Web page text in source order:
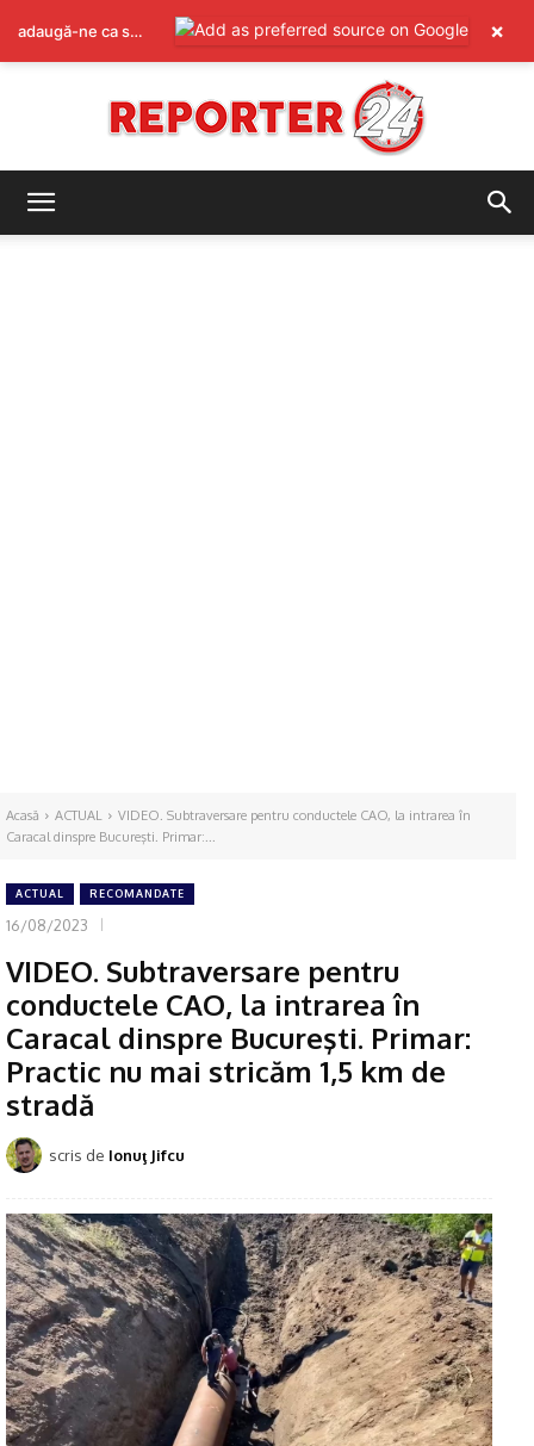
Acasă ACTUAL
VIDEO. Subtraversare pentru conductele CAO, la intrarea în
Caracal dinspre Bucureşti. Primar:...
ACTUAL RECOMANDATE
16/08/2023
VIDEO. Subtraversare pentru
conductele CAO, la intrarea în
Caracal dinspre Bucureşti. Primar:
Practic nu mai stricăm 1,5 km de
stradă
scris de Ionuţ Jifcu
adaugă-ne ca sursă preferată pe Google ×